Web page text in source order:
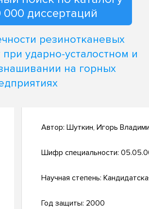
диссертаций
резинотканевых
ударно-усталостном и
на горных
Автор: Шуткин, Игорь
Шифр специальности:
Научная степень:
Год защиты: 2000